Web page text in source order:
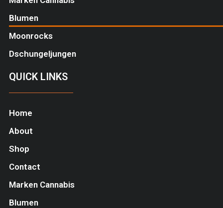
Blumen
Moonrocks
Dschungeljungen
QUICK LINKS
Home
About
Shop
Contact
Marken Cannabis
Blumen